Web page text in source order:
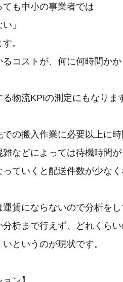
も中小の事業者では
」
。
コストが、何に何時間か
物流KPIの測定にもなりま
の搬入作業に必要以上に
などによっては待機時間
ていくと配送件数が少な
賃にならないので分析を
析まで行えず、どれくら
というのが現状です。